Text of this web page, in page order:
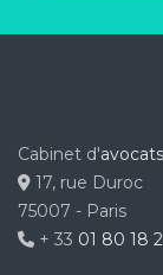
Cabinet d'
17, rue Duroc
75007 - Paris
+ 33 01 80 18